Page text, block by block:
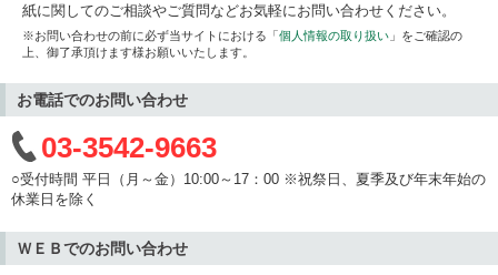
紙に関してのご相談やご質問などお気軽にお問い合わせください。
※お問い合わせの前に必ず当サイトにおける「個人情報の取り扱い 」をご確認の
上、御了承頂けます様お願いいたします。
お電話でのお問い合わせ
03-3542-9663
○受付時間 平日（月～金）10:00～17：00 ※祝祭日、夏季及び年末年始の
休業日を除く
ＷＥＢでのお問い合わせ